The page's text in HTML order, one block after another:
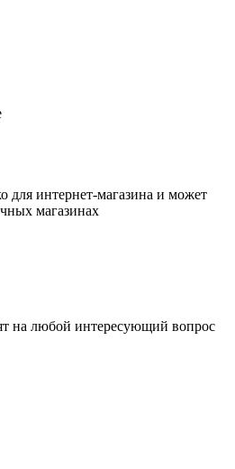
для интернет-магазина и может
магазинах
на любой интересующий вопрос